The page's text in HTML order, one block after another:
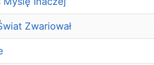
Zwariował